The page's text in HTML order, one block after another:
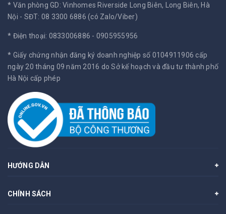
* Văn phòng GD: Vinhomes Riverside Long Biên, Long Biên, Hà
Nội - SĐT: 08 3300 6886 (có Zalo/Viber)
* Điện thoại: 0833006886 - 0905955956
* Giấy chứng nhận đăng ký doanh nghiệp số 0104911906 cấp
ngày 20 tháng 09 năm 2016 do Sở kế hoạch và đầu tư thành phố
Hà Nội cấp phép
HƯỚNG DẪN
CHÍNH SÁCH